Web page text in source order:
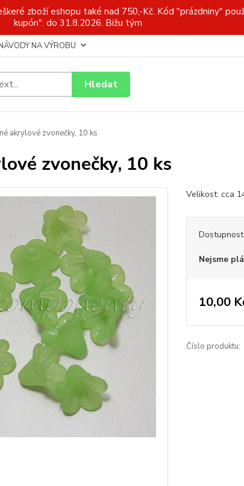
zboží eshopu také nad 750,-Kč. Kód "prázdniny"
kupón". do 31.8.2026. Bižu tým
NA VÝROBU
Hledat
akrylové zvonečky, 10 ks
zvonečky, 10 ks
Velikost: cca
Dostupnost
Nejsme
10,00
Číslo produktu: